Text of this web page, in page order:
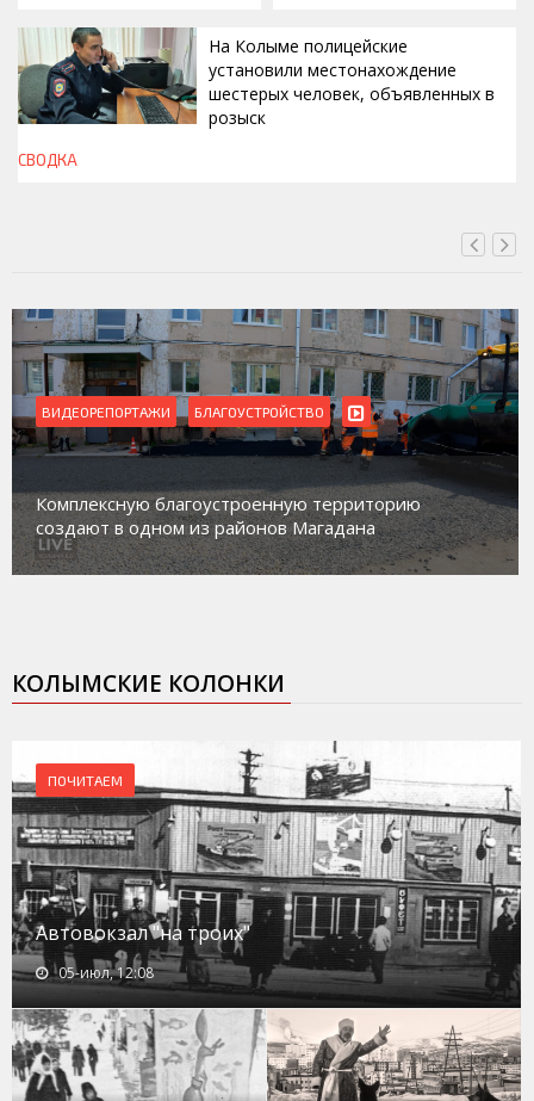
СЕГОДНЯ, 13:00
На Колыме полицейские
установили местонахождение
шестерых человек, объявленных в
розыск
СВОДКА
ВИДЕОРЕПОРТАЖИ
Магадан присоединился к пилотному
работе с несовершеннолетними из групп
социального риска «Переправа»
КОЛЫМСКИЕ КОЛОНКИ
ПОЧИТАЕМ
Автовокзал "на троих"
05-июл, 12:08